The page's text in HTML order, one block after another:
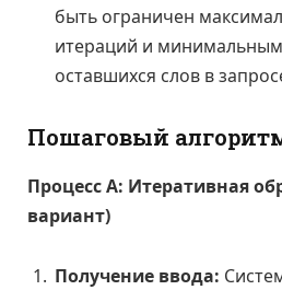
быть ограничен
итераций и
оставшихся слов в
Пошаговый
Процесс А: Итеративная
вариант)
Получение ввода: